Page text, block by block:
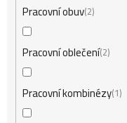
Pracovní obuv 2
Pracovní oblečení2
Pracovní kombinézy 1